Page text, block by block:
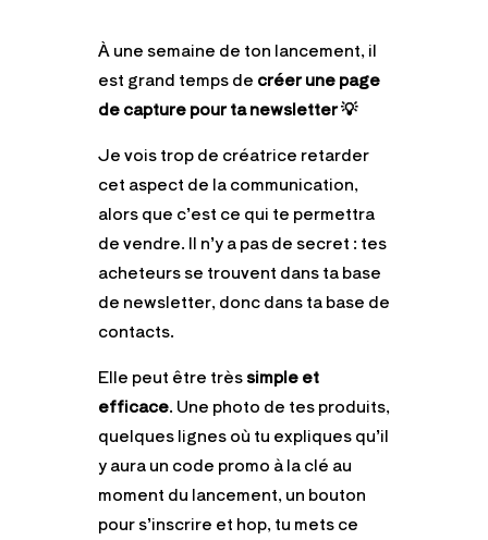
À une semaine de ton lancement, il
est grand temps de créer une page
de capture pour ta newsletter 💡
Je vois trop de créatrice retarder
cet aspect de la communication,
alors que c’est ce qui te permettra
de vendre. Il n’y a pas de secret : tes
acheteurs se trouvent dans ta base
de newsletter, donc dans ta base de
contacts.
Elle peut être trèssimple et
efficace. Une photo de tes produits,
quelques lignes où tu expliques qu’il
y aura un code promo à la clé au
moment du lancement, un bouton
pour s’inscrire et hop, tu mets ce